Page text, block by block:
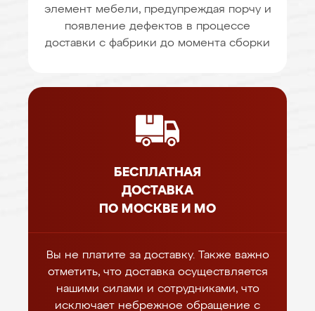
элемент мебели, предупреждая порчу и
появление дефектов в процессе
доставки с фабрики до момента сборки
БЕСПЛАТНАЯ
ДОСТАВКА
ПО МОСКВЕ И МО
Вы не платите за доставку. Также важно
отметить, что доставка осуществляется
нашими силами и сотрудниками, что
исключает небрежное обращение с